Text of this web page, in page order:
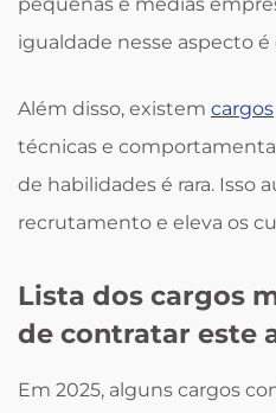
igualdade nesse aspecto é
Além disso, existem cargos
técnicas e
de habilidades é rara. Isso
recrutamento e eleva os
Lista dos cargos
de contratar este
Em 2025, alguns cargos